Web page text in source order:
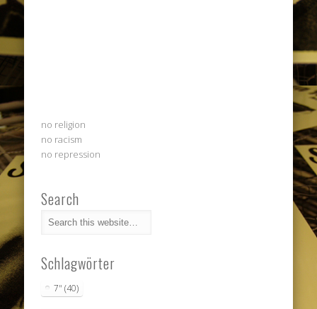
no religion
no racism
no repression
Search
Schlagwörter
7" (40)